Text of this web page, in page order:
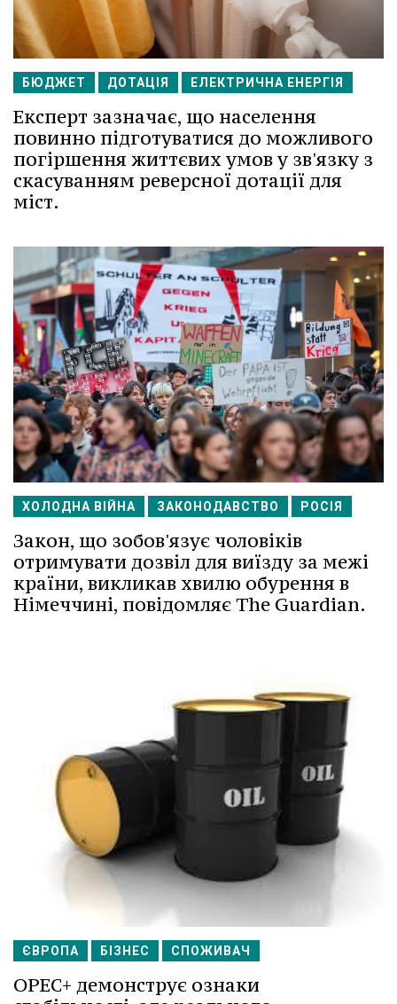
БЮДЖЕТ ДОТАЦІЯ ЕЛЕКТРИЧНА ЕНЕРГІЯ
Експерт зазначає, що населення
повинно підготуватися до можливого
погіршення життєвих умов у зв'язку з
скасуванням реверсної дотації для
міст.
ХОЛОДНА ВІЙНА ЗАКОНОДАВСТВО РОСІЯ
Закон, що зобов'язує чоловіків
отримувати дозвіл для виїзду за межі
країни, викликав хвилю обурення в
Німеччині, повідомляє The Guardian.
ЄВРОПА БІЗНЕС СПОЖИВАЧ
OPEC+ демонструє ознаки